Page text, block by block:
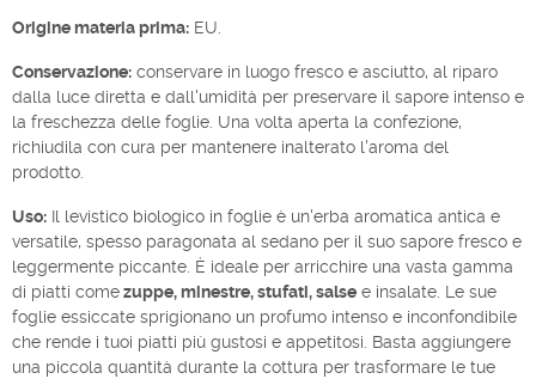
Origine materia prima: EU.
Conservazione: conservare in luogo fresco e asciutto, al riparo
dalla luce diretta e dall'umidità per preservare il sapore intenso e
la freschezza delle foglie. Una volta aperta la confezione,
richiudila con cura per mantenere inalterato l'aroma del
prodotto.
Uso: Il levistico biologico in foglie è un'erba aromatica antica e
versatile, spesso paragonata al sedano per il suo sapore fresco e
leggermente piccante. È ideale per arricchire una vasta gamma
di piatti comezuppe, minestre, stufati, salse e insalate. Le sue
foglie essiccate sprigionano un profumo intenso e inconfondibile
che rende i tuoi piatti più gustosi e appetitosi. Basta aggiungere
una piccola quantità durante la cottura per trasformare le tue